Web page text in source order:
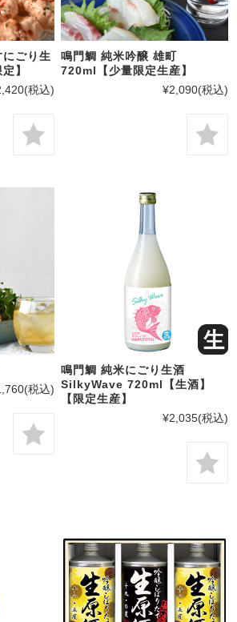
ごり生
】
(税込)
鳴門鯛 純米吟醸 雄町
720ml【少量限定生産】
¥2,090(税込)
(税込)
鳴門鯛 純米にごり生酒
SilkyWave 720ml【生酒】
【限定生産】
¥2,035(税込)